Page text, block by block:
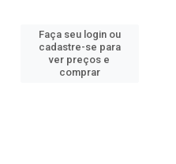
Faça seu login ou
cadastre-se para
ver preços e
comprar